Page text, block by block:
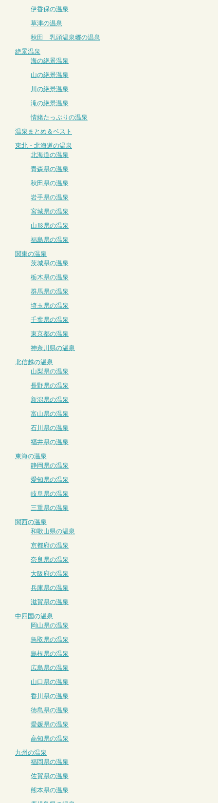
伊香保の温泉
草津の温泉
秋田 乳頭温泉郷の温泉
絶景温泉
海の絶景温泉
山の絶景温泉
川の絶景温泉
滝の絶景温泉
情緒たっぷりの温泉
温泉まとめ＆ベスト
東北・北海道の温泉
北海道の温泉
青森県の温泉
秋田県の温泉
岩手県の温泉
宮城県の温泉
山形県の温泉
福島県の温泉
関東の温泉
茨城県の温泉
栃木県の温泉
群馬県の温泉
埼玉県の温泉
千葉県の温泉
東京都の温泉
神奈川県の温泉
北信越の温泉
山梨県の温泉
長野県の温泉
新潟県の温泉
富山県の温泉
石川県の温泉
福井県の温泉
東海の温泉
静岡県の温泉
愛知県の温泉
岐阜県の温泉
三重県の温泉
関西の温泉
和歌山県の温泉
京都府の温泉
奈良県の温泉
大阪府の温泉
兵庫県の温泉
滋賀県の温泉
中四国の温泉
岡山県の温泉
鳥取県の温泉
島根県の温泉
広島県の温泉
山口県の温泉
香川県の温泉
徳島県の温泉
愛媛県の温泉
高知県の温泉
九州の温泉
福岡県の温泉
佐賀県の温泉
熊本県の温泉